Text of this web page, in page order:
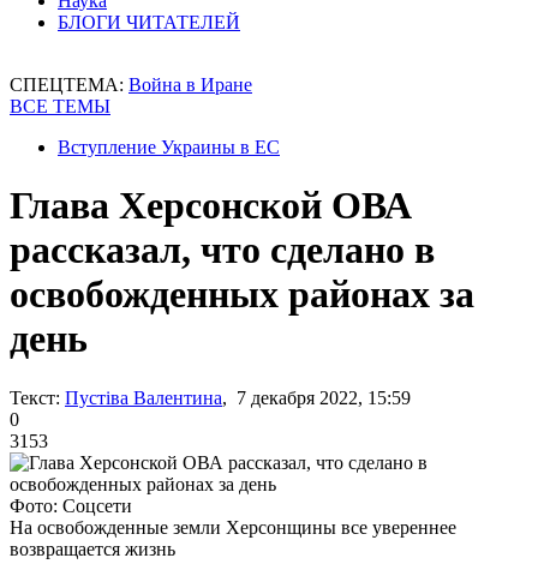
БЛОГИ ЧИТАТЕЛЕЙ
СПЕЦТЕМА: Война в Иране
ВСЕ ТЕМЫ
Вступление Украины в ЕС
Глава Херсонской ОВА
рассказал, что сделано в
освобожденных районах за
день
Текст: Пустіва Валентина, 7 декабря 2022, 15:59
0
3153
Фото: Соцсети
На освобожденные земли Херсонщины все увереннее
возвращается жизнь